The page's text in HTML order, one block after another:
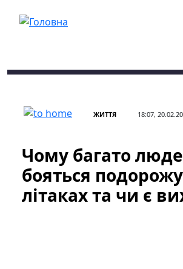
ЖИТТЯ 18:07,
Чому багато
бояться
літаках та чи є